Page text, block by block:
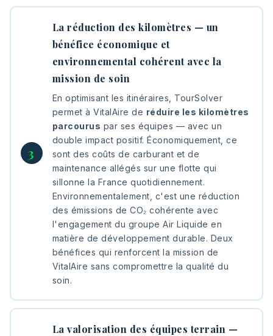
La réduction des kilomètres — un
bénéfice économique et
environnemental cohérent avec la
mission de soin
En optimisant les itinéraires, TourSolver
permet à VitalAire de réduire les kilomètres
parcourus par ses équipes — avec un
double impact positif. Économiquement, ce
sont des coûts de carburant et de
maintenance allégés sur une flotte qui
sillonne la France quotidiennement.
Environnementalement, c'est une réduction
des émissions de CO₂ cohérente avec
l'engagement du groupe Air Liquide en
matière de développement durable. Deux
bénéfices qui renforcent la mission de
VitalAire sans compromettre la qualité du
soin.
La valorisation des équipes terrain —